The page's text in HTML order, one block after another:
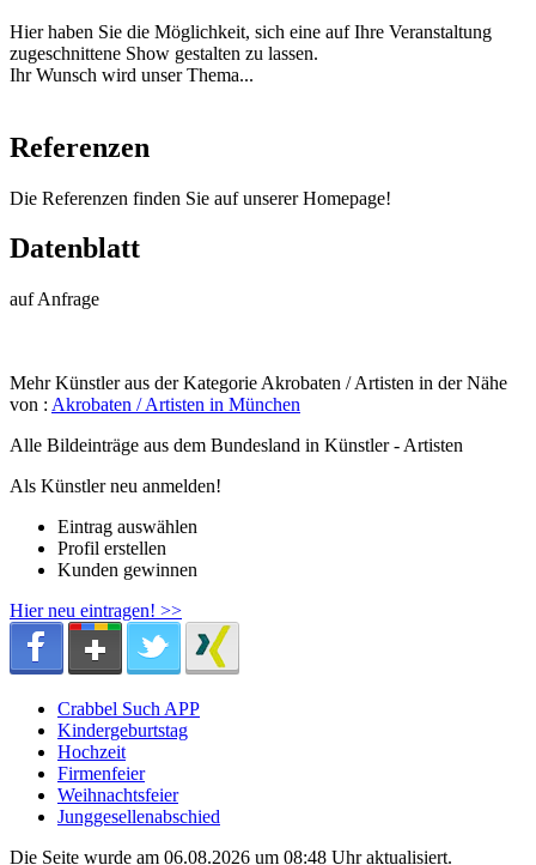
Hier haben Sie die Möglichkeit, sich eine auf Ihre Veranstaltung
zugeschnittene Show gestalten zu lassen.
Ihr Wunsch wird unser Thema...
Referenzen
Die Referenzen finden Sie auf unserer Homepage!
Datenblatt
auf Anfrage
Mehr Künstler aus der Kategorie Akrobaten / Artisten in der Nähe
von : Akrobaten / Artisten in München
Alle Bildeinträge aus dem Bundesland in Künstler - Artisten
Als Künstler neu anmelden!
Eintrag auswählen
Profil erstellen
Kunden gewinnen
Hier neu eintragen! >>
Crabbel Such APP
Kindergeburtstag
Hochzeit
Firmenfeier
Weihnachtsfeier
Junggesellenabschied
Die Seite wurde am 06.08.2026 um 08:48 Uhr aktualisiert.